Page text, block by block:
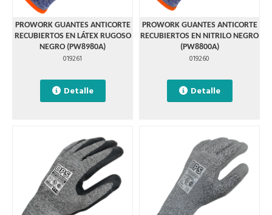
PROWORK GUANTES ANTICORTE
RECUBIERTOS EN LÁTEX RUGOSO
NEGRO (PW8980A)
019261
Detalle
PROWORK GUANTES ANTICORTE
RECUBIERTOS EN NITRILO NEGRO
(PW8800A)
019260
Detalle